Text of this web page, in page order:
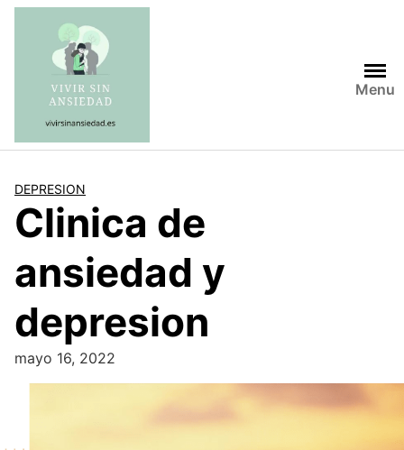
Saltar
contenido
Menu
DEPRESION
Clinica de
ansiedad y
depresion
mayo 16, 2022